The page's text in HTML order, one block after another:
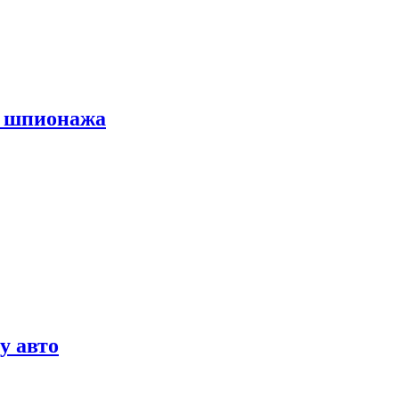
шпионажа
авто